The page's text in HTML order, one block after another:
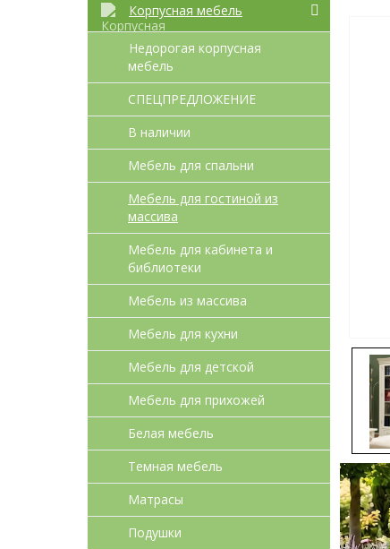
Корпусная мебель
Недорогая корпусная
мебель
СПЕЦПРЕДЛОЖЕНИЕ
В наличии
Мебель для спальни
Мебель для гостиной из
массива
Мебель для кабинета и
библиотеки
Мебель из массива
Мебель для кухни
Мебель для детcкой
Мебель для прихожей
Белая мебель
Темная мебель
Матрасы
Подушки